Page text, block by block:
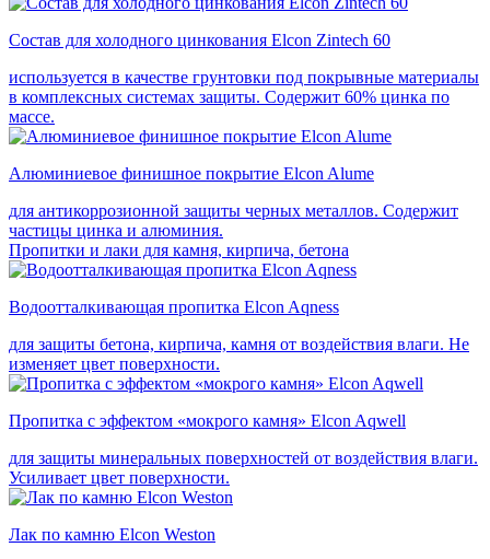
Состав для холодного цинкования Elcon Zintech 60
используется в качестве грунтовки под покрывные материалы
в комплексных системах защиты. Cодержит 60% цинка по
массе.
Алюминиевое финишное покрытие Elcon Alume
для антикоррозионной защиты черных металлов. Содержит
частицы цинка и алюминия.
Пропитки и лаки для камня, кирпича, бетона
Водоотталкивающая пропитка Elcon Aqness
для защиты бетона, кирпича, камня от воздействия влаги. Не
изменяет цвет поверхности.
Пропитка с эффектом «мокрого камня» Elcon Aqwell
для защиты минеральных поверхностей от воздействия влаги.
Усиливает цвет поверхности.
Лак по камню Elcon Weston